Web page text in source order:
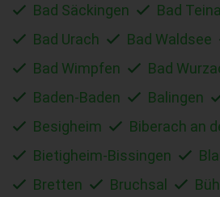
Bad Säckingen
Bad
Bad Urach
Bad Waldsee
Bad Wimpfen
Bad
Baden-Baden
Balingen
Besigheim
Biberach an
Bietigheim-Bissingen
Bretten
Bruchsal